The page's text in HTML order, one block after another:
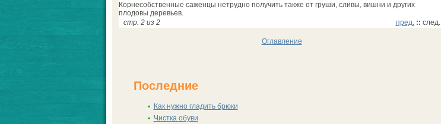
Корнеcoбственные саженцы нетрудно получить также от груши, сливы, вишни и других
плодовы деревьев.
стр. 2 из 2
пред. :: след.
Оглавление
Последние
Как нужно гладить брюки
Чистка обуви